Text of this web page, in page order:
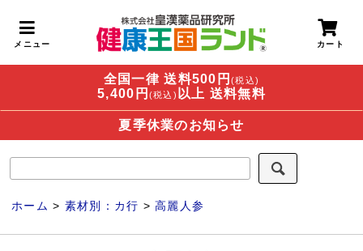
全国一律 送料500円 (税込)
5,400円 (税込) 以上 送料無料
夏季休業のお知らせ
ホーム > 素材別：カ行 >高麗人参